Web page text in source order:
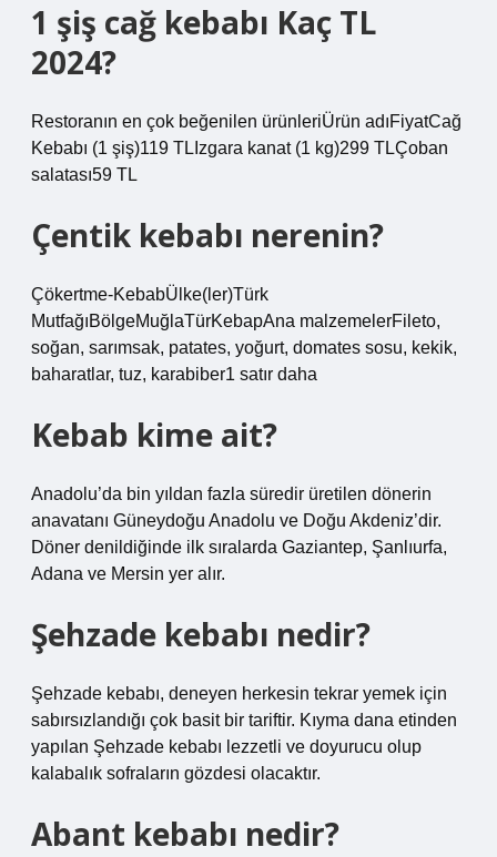
1 şiş cağ kebabı Kaç TL
2024?
Restoranın en çok beğenilen ürünleriÜrün adıFiyatCağ
Kebabı (1 şiş)119 TLIzgara kanat (1 kg)299 TLÇoban
salatası59 TL
Çentik kebabı nerenin?
Çökertme-KebabÜlke(ler)Türk
MutfağıBölgeMuğlaTürKebapAna malzemelerFileto,
soğan, sarımsak, patates, yoğurt, domates sosu, kekik,
baharatlar, tuz, karabiber1 satır daha
Kebab kime ait?
Anadolu’da bin yıldan fazla süredir üretilen dönerin
anavatanı Güneydoğu Anadolu ve Doğu Akdeniz’dir.
Döner denildiğinde ilk sıralarda Gaziantep, Şanlıurfa,
Adana ve Mersin yer alır.
Şehzade kebabı nedir?
Şehzade kebabı, deneyen herkesin tekrar yemek için
sabırsızlandığı çok basit bir tariftir. Kıyma dana etinden
yapılan Şehzade kebabı lezzetli ve doyurucu olup
kalabalık sofraların gözdesi olacaktır.
Abant kebabı nedir?